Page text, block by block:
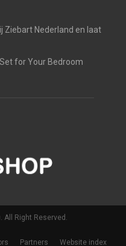
Ziebart Nederland en laat
for Your Bedroom
All Right Reserved.
Partners Website index